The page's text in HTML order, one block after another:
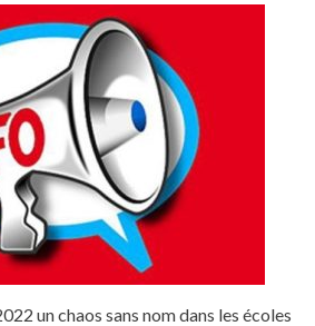
un chaos sans nom dans les écoles